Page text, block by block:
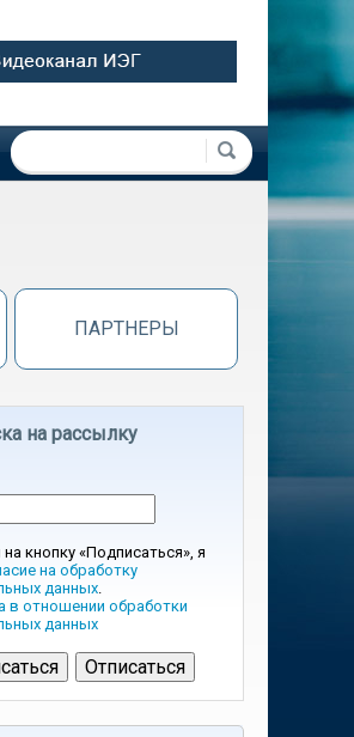
Форма поиска
Поиск
ПАРТНЕРЫ
на рассылку
кнопку «Подписаться», я
на обработку
данных.
в отношении обработки
данных